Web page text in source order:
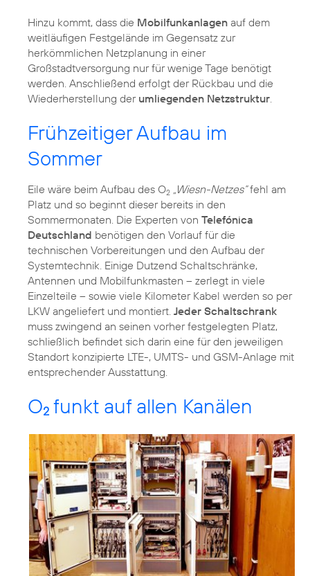
Hinzu kommt, dass die Mobilfunkanlagen auf dem
weitläufigen Festgelände im Gegensatz zur
herkömmlichen Netzplanung in einer
Großstadtversorgung nur für wenige Tage benötigt
werden. Anschließend erfolgt der Rückbau und die
Wiederherstellung der umliegenden Netzstruktur.
Frühzeitiger Aufbau im
Sommer
Eile wäre beim Aufbau des O2 „Wiesn-Netzes“fehl am
Platz und so beginnt dieser bereits in den
Sommermonaten. Die Experten von Telefónica
Deutschland benötigen den Vorlauf für die
technischen Vorbereitungen und den Aufbau der
Systemtechnik. Einige Dutzend Schaltschränke,
Antennen und Mobilfunkmasten – zerlegt in viele
Einzelteile – sowie viele Kilometer Kabel werden so per
LKW angeliefert und montiert. Jeder Schaltschrank
muss zwingend an seinen vorher festgelegten Platz,
schließlich befindet sich darin eine für den jeweiligen
Standort konzipierte LTE-, UMTS- und GSM-Anlage mit
entsprechender Ausstattung.
O2 funkt auf allen Kanälen